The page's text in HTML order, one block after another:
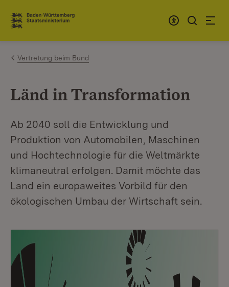
Zum Inhalt springen
Link zur Startseite
Vertretung beim Bund
Länd in Transformation
Ab 2040 soll die Entwicklung und
Produktion von Automobilen, Maschinen
und Hochtechnologie für die Weltmärkte
klimaneutral erfolgen. Damit möchte das
Land ein europaweites Vorbild für den
ökologischen Umbau der Wirtschaft sein.